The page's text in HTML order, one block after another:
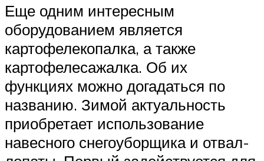
Еще одним интересным
оборудованием является
картофелекопалка, а также
картофелесажалка. Об их
функциях можно догадаться по
названию. Зимой актуальность
приобретает использование
навесного снегоуборщика и отвал-